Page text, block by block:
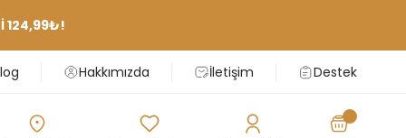
124,99₺!
Hakkımızda İletişim Destek